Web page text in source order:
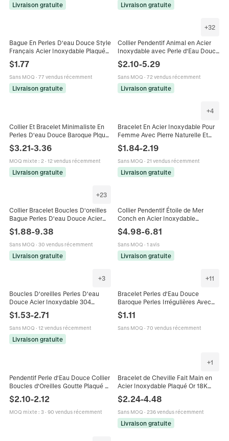
Livraison gratuite Livraison gratuite
Bague En Perles D'eau Douce Style
Français Acier Inoxydable Plaqué
Or Bijoux Élégants Minimalistes
Femmes
$1.77
Sans MOQ · 77 vendus récemment
Livraison gratuite
+32
Collier Pendentif Animal en Acier
Inoxydable avec Perle d'Eau Douce
Conque Coquillage pour Femme
Bijoux de Chaîne Élégants
$2.10-5.29
Sans MOQ · 72 vendus récemment
Livraison gratuite
Collier Et Bracelet Minimaliste En
Perles D'eau Douce Baroque Plqué
Géométrique Femmes
$3.21-3.36
MOQ mixte: 2· 12 vendus récemment
Livraison gratuite
+4
Bracelet En Acier Inoxydable Pour
Femme Avec Pierre Naturelle Et
Réglable Bijoux Ovales
$1.84-2.19
Sans MOQ · 21 vendus récemment
Livraison gratuite
+23
Collier Bracelet Boucles D'oreilles
Bague Perles D'eau Douce Acier
Inoxydable Plqué Or 18K Chic
Bijoux Femmes
$1.88-9.38
Sans MOQ · 30 vendus récemment
Livraison gratuite
Collier Pendentif Étoile de Mer
Conch en Acier Inoxydable
Imperméable Hypoallergénique Or
Süßwasserperle Coquille Bijoux
Femmes Vacances
$4.98-6.81
Sans MOQ · 1 avis
Livraison gratuite
+3
Boucles D'oreilles Perles D'eau
Douce Acier Inoxydable 304
Créoles Baroque Élégant Plaqué Or
Bijoux De Luxe Femmes
$1.53-2.71
Sans MOQ · 12 vendus récemment
Livraison gratuite
+11
Bracelet Perles d'Eau Douce
Baroque Perles Irrégulières Avec
Perles en Acier Inoxydable Or
Bracelet Réglable pour Femmes
Bijoux Élégants Cadeau
$1.11
Sans MOQ · 70 vendus récemment
Pendentif Perle d'Eau Douce Collier
Boucles d'Oreilles Goutte Plaqué Or
Vintage Minimaliste Bijoux Femme
$2.10-2.12
MOQ mixte: 3· 90 vendus récemment
+1
Bracelet de Cheville Fait Main en
Acier Inoxydable Plaqué Or 18K
Douce Bijoux Femme
$2.24-4.48
Sans MOQ · 236 vendus récemment
Livraison gratuite